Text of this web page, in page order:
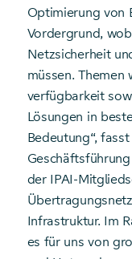
Optimierung von
Vordergrund,
Netzsicherheit
müssen.
verfügbarkeit
Lösungen in
Bedeutung“,
der IPAI-
Infrastruktur. Im
es für uns von